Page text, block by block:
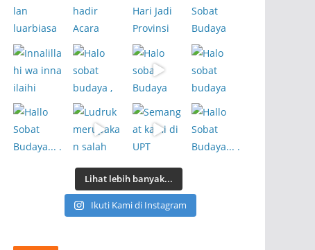
Lihat lebih banyak...
Ikuti Kami di Instagram